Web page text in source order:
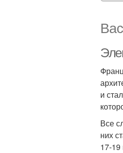
и
Все
них
17-19